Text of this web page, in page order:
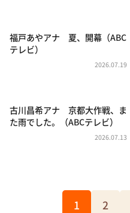
アナ回覧板
福戸あやアナ 夏、開幕（ABC
テレビ）
2026.07.19
古川昌希アナ 京都大作戦、ま
た雨でした。（ABCテレビ）
2026.07.13
1 2